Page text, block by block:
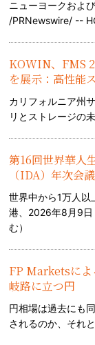
ニューヨークおよ
/PRNewswire/ --
KOWIN、FMS
を展示：高性能
カリフォルニア州
リとストレージの
第16回世界華人
（IDA）年次会
世界中から1万人
港、2026年8月9
む）
FP Marketsによ
岐路に立つ円
円相場は過去にも
されるのか、それ